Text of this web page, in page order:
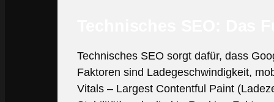
Technisches SEO sorgt dafür, dass
Faktoren sind Ladegeschwindigkeit,
Vitals – Largest Contentful Paint